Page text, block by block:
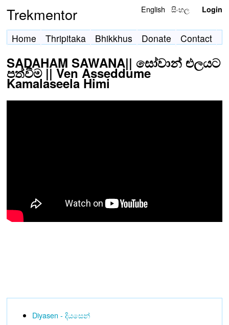
Trekmentor English සිංහල Login
Home Thripitaka Bhikkhus Donate Contact
SADAHAM SAWANA|| සෝවාන් ළුලයට
පත්වීම || Ven Asseddume
Kamalaseela Himi
Diyasen - දියසෙන්